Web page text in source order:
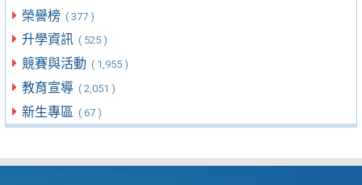
榮譽榜 ( 377 )
升學資訊 ( 525 )
競賽與活動 ( 1,955 )
教育宣導 ( 2,051 )
新生專區 ( 67 )